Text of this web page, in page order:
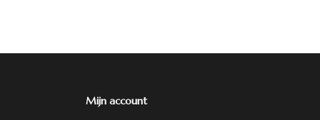
Mijn account